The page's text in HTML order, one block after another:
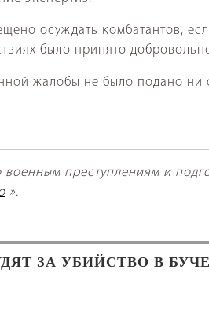
осуждать комбатантов,
было принято
жалобы не было подано
преступлениям и
».
ЗА УБИЙСТВО В БУЧЕ